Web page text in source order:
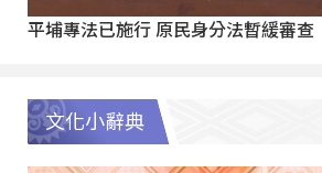
平埔專法已施行 原民身分法暫緩審查
文化小辭典